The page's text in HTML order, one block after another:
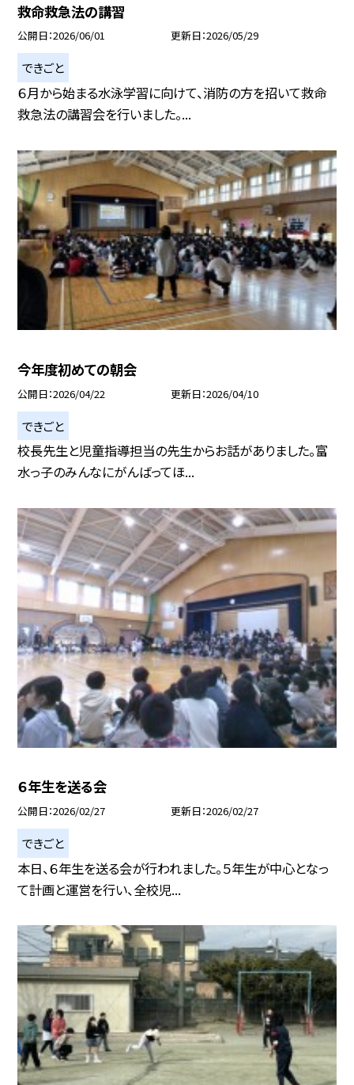
救命救急法の講習
公開日 2026/06/01 更新日 2026/05/29
できごと
６月から始まる水泳学習に向けて、消防の方を招いて救命
救急法の講習会を行いました。...
今年度初めての朝会
公開日 2026/04/22 更新日 2026/04/10
できごと
校長先生と児童指導担当の先生からお話がありました。富
水っ子のみんなにがんばってほ...
６年生を送る会
公開日 2026/02/27 更新日 2026/02/27
できごと
本日、６年生を送る会が行われました。５年生が中心となっ
て計画と運営を行い、全校児...